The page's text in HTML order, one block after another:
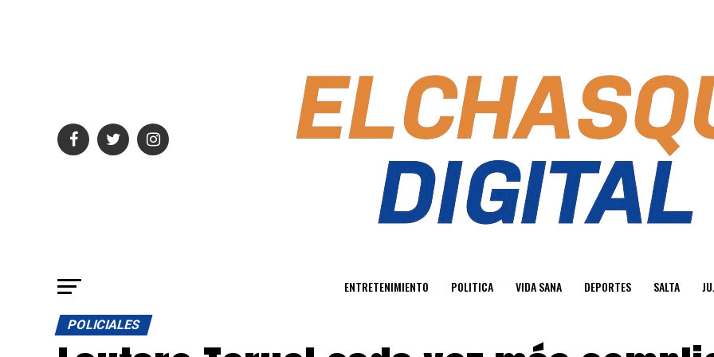
ENTRETENIMIENTO POLITICA VIDA SANA DEPORTES SALTA
POLICIALES